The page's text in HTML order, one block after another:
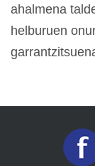
ahalmena
helburuen